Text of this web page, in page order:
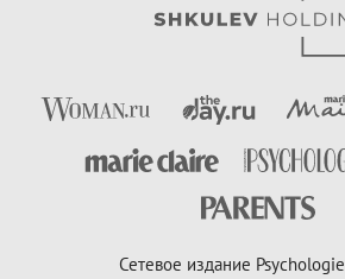
Сетевое издание